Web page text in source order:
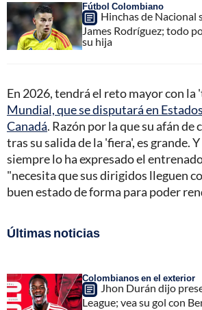
Fútbol Colombiano
Hinchas de Nacional
James Rodríguez; todo
su hija
En 2026, tendrá el reto mayor con la
Mundial, que se disputará en
Canadá. Razón por la que su afán de
tras su salida de la 'fiera', es grande.
siempre lo ha expresado el
"necesita que sus dirigidos lleguen
buen estado de forma para poder
Últimas noticias
Colombianos en el exterior
Jhon Durán dijo
League; vea su gol con